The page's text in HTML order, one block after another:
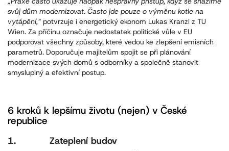
svůj dům modernizovat. Často jde pouze o výměnu kotle na
vytápění,“ potvrzuje i energetický ekonom Lukas Kranzl z TU
Wien. Za příčinu označuje nedostatek politické vůle v EU
podporovat všechny způsoby, které vedou ke zlepšení emisních
parametrů. Doporučuje majitelům spojit se při plánování
modernizace svých domů s odborníky a společně stanovit
smysluplný a efektivní postup.
6 kroků k lepšímu životu (nejen) v České
republice
1. Zateplení budov